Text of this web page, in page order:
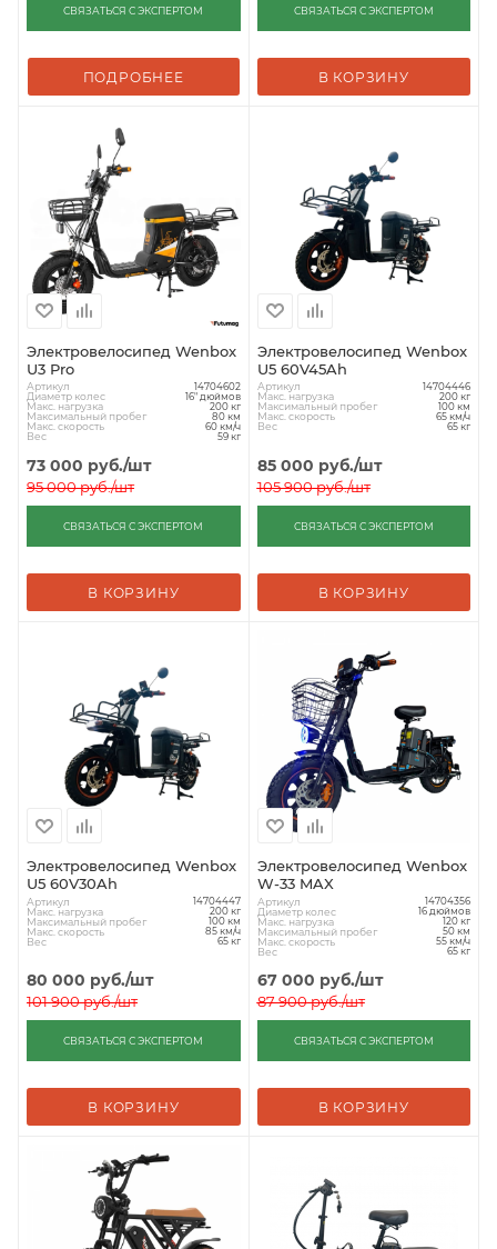
СВЯЗАТЬСЯ С ЭКСПЕРТОМ
ПОДРОБНЕЕ
СВЯЗАТЬСЯ С ЭКСПЕРТОМ
В КОРЗИНУ
Электровелосипед Wenbox
U3 Pro
Артикул 14704602
Диаметр колес 16" дюймов
Макс. нагрузка 200 кг
Максимальный пробег 80 км
Макс. скорость 60 км/ч
Вес 59 кг
73 000 руб./шт
95 000руб./шт
СВЯЗАТЬСЯ С ЭКСПЕРТОМ
В КОРЗИНУ
Электровелосипед Wenbox
U5 60V45Ah
Артикул 14704446
Макс. нагрузка 200 кг
Максимальный пробег 100 км
Макс. скорость 65 км/ч
Вес 65 кг
85 000 руб./шт
105 900руб./шт
СВЯЗАТЬСЯ С ЭКСПЕРТОМ
В КОРЗИНУ
Электровелосипед Wenbox
U5 60V30Ah
Артикул 14704447
Макс. нагрузка 200 кг
Максимальный пробег 100 км
Макс. скорость 85 км/ч
Вес 65 кг
80 000 руб./шт
101 900руб./шт
СВЯЗАТЬСЯ С ЭКСПЕРТОМ
В КОРЗИНУ
Электровелосипед Wenbox
W-33 MAX
Артикул 14704356
Диаметр колес 16 дюймов
Макс. нагрузка 120 кг
Максимальный пробег 50 км
Макс. скорость 55 км/ч
Вес 65 кг
67 000 руб./шт
87 900руб./шт
СВЯЗАТЬСЯ С ЭКСПЕРТОМ
В КОРЗИНУ